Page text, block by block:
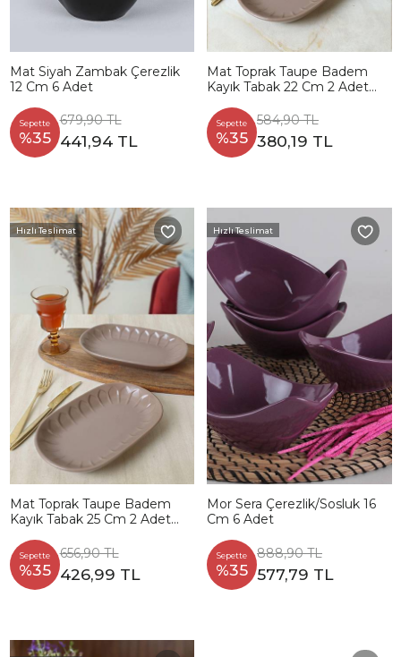
Mat Siyah Zambak Çerezlik
12 Cm 6 Adet
Sepette
%35
679,90 TL
441,94 TL
Mat Toprak Taupe Badem
Kayık Tabak 22 Cm 2 Adet
Sepette
%35
584,90 TL
380,19 TL
Hızlı Teslimat
Mat Toprak Taupe Badem
Kayık Tabak 25 Cm 2 Adet
Sepette
%35
656,90 TL
426,99 TL
Hızlı Teslimat
Mor Sera Çerezlik/Sosluk 16
Cm 6 Adet
Sepette
%35
888,90 TL
577,79 TL